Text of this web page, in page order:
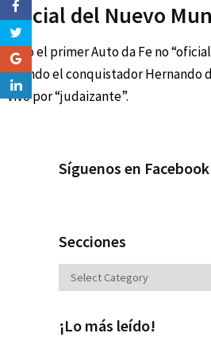
oficial del Nuevo
Pero el primer Auto da Fe no
cuando el conquistador Hernando
vivo por “judaizante”.
Síguenos en Facebook
Secciones
Secciones
¡Lo más leído!